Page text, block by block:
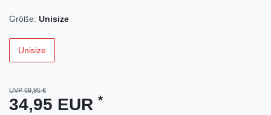
Größe: Unisize
Unisize
UVP 69,95 €
34,95 EUR *